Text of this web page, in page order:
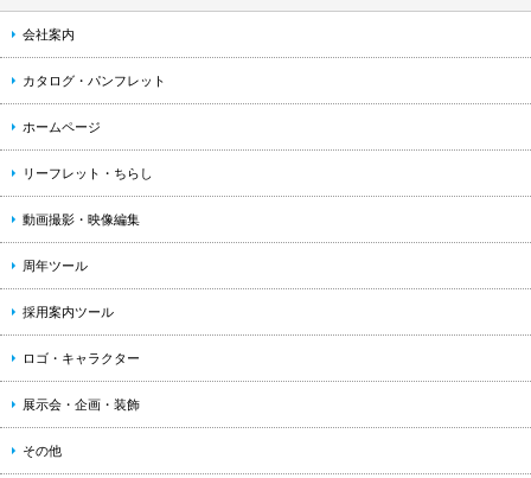
会社案内
カタログ・パンフレット
ホームページ
リーフレット・ちらし
動画撮影・映像編集
周年ツール
採用案内ツール
ロゴ・キャラクター
展示会・企画・装飾
その他